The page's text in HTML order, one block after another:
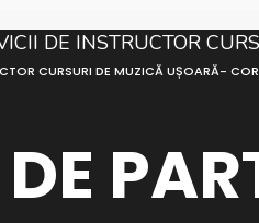
CURSURI DE MUZICĂ UȘOARĂ-